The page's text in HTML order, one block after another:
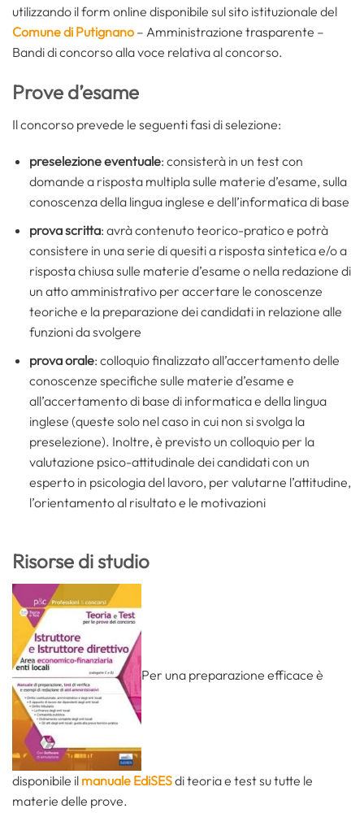
utilizzando il form online disponibile sul sito istituzionale del
Comune di Putignano – Amministrazione trasparente –
Bandi di concorso alla voce relativa al concorso.
Prove d’esame
Il concorso prevede le seguenti fasi di selezione:
preselezione eventuale: consisterà in un test con
domande a risposta multipla sulle materie d’esame, sulla
conoscenza della lingua inglese e dell’informatica di base
prova scritta: avrà contenuto teorico-pratico e potrà
consistere in una serie di quesiti a risposta sintetica e/o a
risposta chiusa sulle materie d’esame o nella redazione di
un atto amministrativo per accertare le conoscenze
teoriche e la preparazione dei candidati in relazione alle
funzioni da svolgere
prova orale: colloquio finalizzato all’accertamento delle
conoscenze specifiche sulle materie d’esame e
all’accertamento di base di informatica e della lingua
inglese (queste solo nel caso in cui non si svolga la
preselezione). Inoltre, è previsto un colloquio per la
valutazione psico-attitudinale dei candidati con un
esperto in psicologia del lavoro, per valutarne l’attitudine,
l’orientamento al risultato e le motivazioni
Risorse di studio
Per una preparazione efficace è
disponibile il manuale EdiSESdi teoria e test su tutte le
materie delle prove.